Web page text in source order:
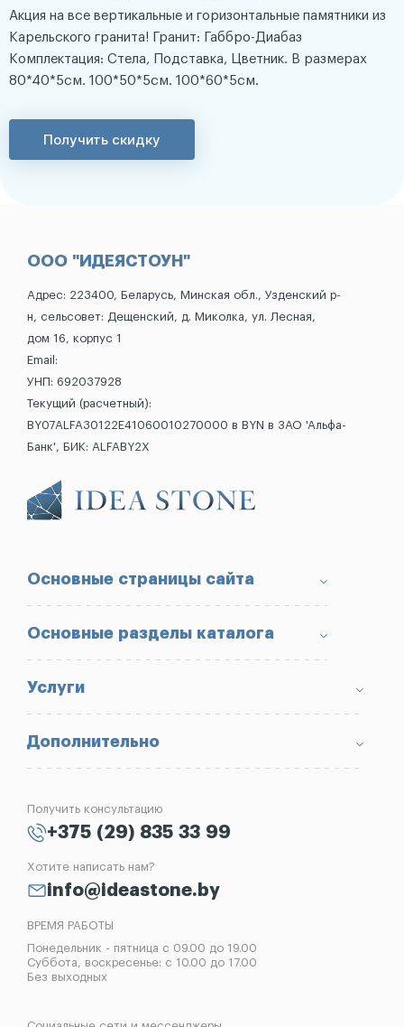
Акция на все вертикальные и горизонтальные памятники из
Карельского гранита! Гранит: Габбро-Диабаз
Комплектация: Стела, Подставка, Цветник. В размерах
80*40*5см. 100*50*5см. 100*60*5см.
Получить скидку
ООО "ИДЕЯСТОУН"
Адрес: 223400, Беларусь, Минская обл., Узденский р-
н, сельсовет: Дещенский, д. Миколка, ул. Лесная,
дом 16, корпус 1
Email:
УНП: 692037928
Текущий (расчетный):
BY07ALFA30122E41060010270000 в BYN в ЗАО 'Альфа-
Банк', БИК: ALFABY2X
Основные страницы сайта
О компании
Доставка и оплата
Условия возврата товара
Портфолио
Вопрос-Ответ
Блог
Контакты
Основные разделы каталога
Памятники
Ограды
Надгробные плиты
Вазы
Услуги
Благоустройство могил
Изготовление памятников
Рассрочка на памятник
Реставрация памятников
Демонтаж памятников
Дополнительно
Получить консультацию
+375 (29) 835 33 99
Хотите написать нам?
info@ideastone.by
ВРЕМЯ РАБОТЫ
Понедельник - пятница с 09.00 до 19.00
Суббота, воскресенье: с 10.00 до 17.00
Без выходных